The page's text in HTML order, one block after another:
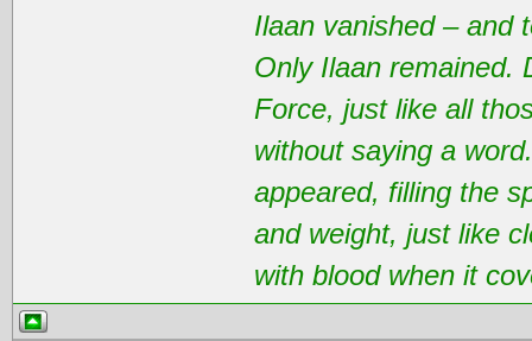
Ilaan vanished – and
Only Ilaan remained.
Force, just like all
without saying a
appeared, filling the
and weight, just like
with blood when it